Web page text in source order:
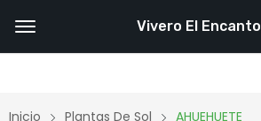
Inicio Plantas De Sol AHUEHUETE
Vivero El Encanto